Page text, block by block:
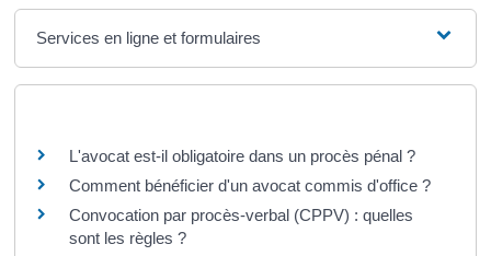
Services en ligne et formulaires
L'avocat est-il obligatoire dans un procès pénal ?
Comment bénéficier d'un avocat commis d'office ?
Convocation par procès-verbal (CPPV) : quelles
sont les règles ?